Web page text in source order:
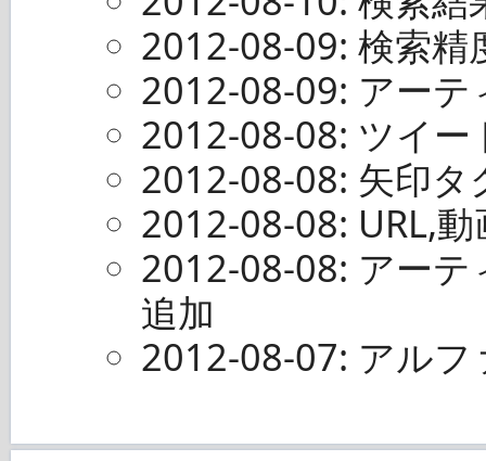
2012-08-09: 検索精
2012-08-09: アーテ
2012-08-08: ツイー
2012-08-08: 矢印タ
2012-08-08: URL,
2012-08-08: アー
追加
2012-08-07: アルフ